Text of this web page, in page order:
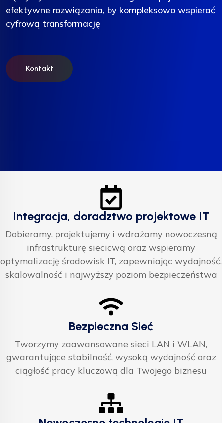
efektywne rozwiązania, by kompleksowo wspierać
cyfrową transformację
Kontakt
efektywne rozwiązania, by kompleksowo wspierać
cyfrową transformację
Kontakt
efektywne rozwiązania, by kompleksowo wspierać
cyfrową transformację
Kontakt
Integracja, doradztwo projektowe IT
Dobieramy, projektujemy i wdrażamy nowoczesną
infrastrukturę sieciową oraz wspieramy
optymalizację środowisk IT, zapewniając wydajność,
skalowalność i najwyższy poziom bezpieczeństwa
Bezpieczna Sieć
Tworzymy zaawansowane sieci LAN i WLAN,
gwarantujące stabilność, wysoką wydajność oraz
ciągłość pracy kluczową dla Twojego biznesu